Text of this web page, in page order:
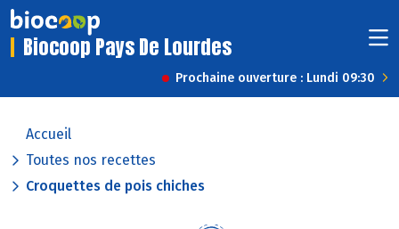
Biocoop Pays De Lourdes
Prochaine ouverture : Lundi 09:30
Accueil
Toutes nos recettes
Croquettes de pois chiches